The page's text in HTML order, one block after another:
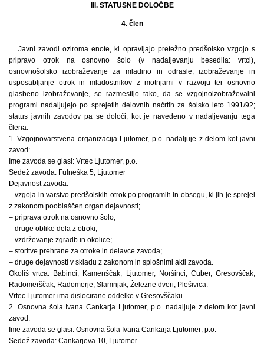
III. STATUSNE DOLOČBE
4. člen
Javni zavodi oziroma enote, ki opravljajo pretežno predšolsko vzgojo s
pripravo otrok na osnovno šolo (v nadaljevanju besedila: vrtci),
osnovnošolsko izobraževanje za mladino in odrasle; izobraževanje in
usposabljanje otrok in mladostnikov z motnjami v razvoju ter osnovno
glasbeno izobraževanje, se razmestijo tako, da se vzgojnoizobraževalni
programi nadaljujejo po sprejetih delovnih načrtih za šolsko leto 1991/92;
status javnih zavodov pa se določi, kot je navedeno v nadaljevanju tega
člena:
1. Vzgojnovarstvena organizacija Ljutomer, p.o. nadaljuje z delom kot javni
zavod:
Ime zavoda se glasi: Vrtec Ljutomer, p.o.
Sedež zavoda: Fulneška 5, Ljutomer
Dejavnost zavoda:
– vzgoja in varstvo predšolskih otrok po programih in obsegu, ki jih je sprejel
z zakonom pooblaščen organ dejavnosti;
– priprava otrok na osnovno šolo;
– druge oblike dela z otroki;
– vzdrževanje zgradb in okolice;
– storitve prehrane za otroke in delavce zavoda;
– druge dejavnosti v skladu z zakonom in splošnimi akti zavoda.
Okoliš vrtca: Babinci, Kamenščak, Ljutomer, Noršinci, Cuber, Gresovščak,
Radomerščak, Radomerje, Slamnjak, Železne dveri, Plešivica.
Vrtec Ljutomer ima dislocirane oddelke v Gresovščaku.
2. Osnovna šola Ivana Cankarja Ljutomer, p.o. nadaljuje z delom kot javni
zavod:
Ime zavoda se glasi: Osnovna šola Ivana Cankarja Ljutomer; p.o.
Sedež zavoda: Cankarjeva 10, Ljutomer